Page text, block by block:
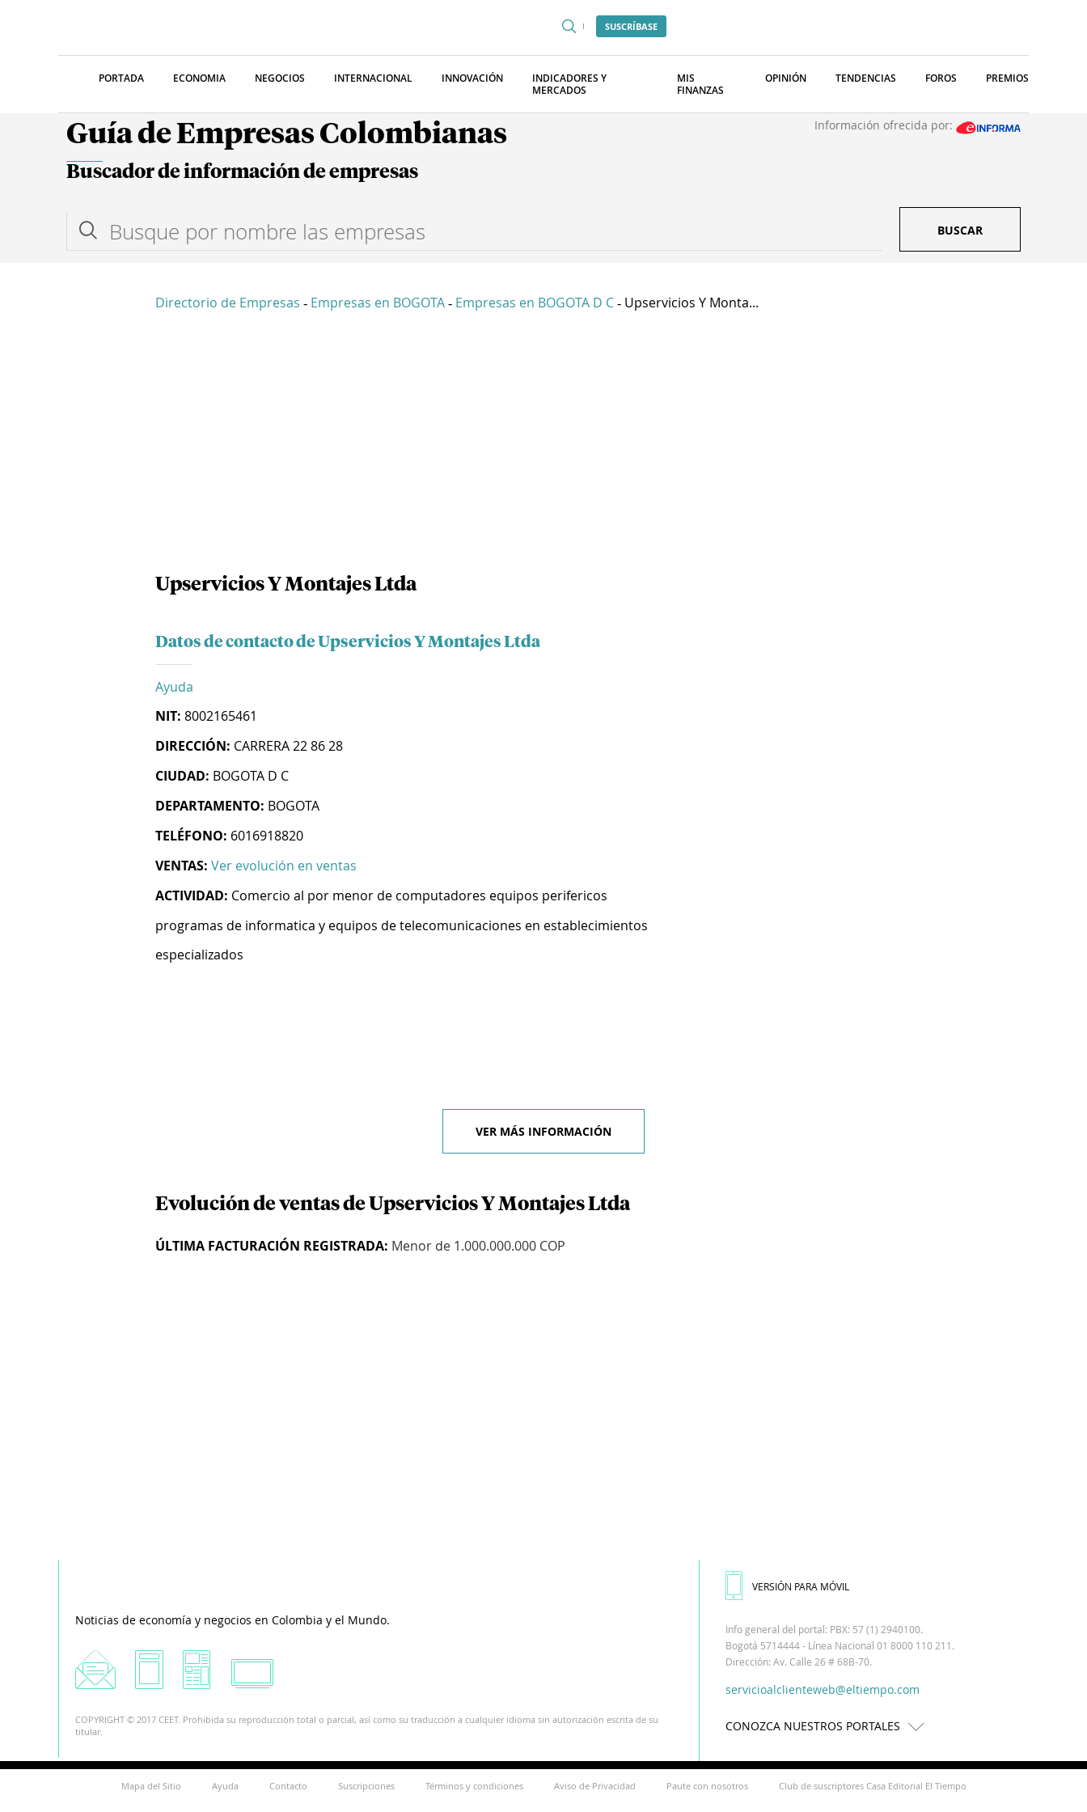
SUSCRÍBASE
PORTADA ECONOMIA NEGOCIOS INTERNACIONAL INNOVACIÓN
INDICADORES Y
MERCADOS
MIS
FINANZAS
OPINIÓN TENDENCIAS FOROS PREMIOS
Guía de Empresas Colombianas Información ofrecida por:
Buscador de información de empresas
BUSCAR
Directorio de Empresas - Empresas en BOGOTA - Empresas en BOGOTA D C - Upservicios Y Monta...
Upservicios Y Montajes Ltda
Datos de contacto de Upservicios Y Montajes Ltda
Ayuda
NIT: 8002165461
DIRECCIÓN: CARRERA 22 86 28
CIUDAD: BOGOTA D C
DEPARTAMENTO: BOGOTA
TELÉFONO: 6016918820
VENTAS: Ver evolución en ventas
ACTIVIDAD: Comercio al por menor de computadores equipos perifericos
programas de informatica y equipos de telecomunicaciones en establecimientos
especializados
VER MÁS INFORMACIÓN
Evolución de ventas de Upservicios Y Montajes Ltda
ÚLTIMA FACTURACIÓN REGISTRADA: Menor de 1.000.000.000 COP
Noticias de economía y negocios en Colombia y el Mundo.
COPYRIGHT © 2017 CEET. Prohibida su reproducción total o parcial, así como su traducción a cualquier idioma sin autorización escrita de su
titular.
VERSIÓN PARA MÓVIL
Info general del portal: PBX: 57 (1) 2940100.
Bogotá 5714444 - Línea Nacional 01 8000 110 211.
Dirección: Av. Calle 26 # 68B-70.
servicioalclienteweb@eltiempo.com
CONOZCA NUESTROS PORTALES
Mapa del Sitio Ayuda Contacto Suscripciones Términos y condiciones Aviso de Privacidad Paute con nosotros Club de suscriptores Casa Editorial El Tiempo